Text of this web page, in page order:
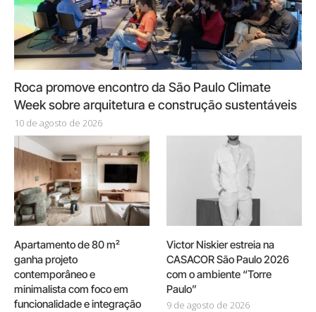
Roca promove encontro da São Paulo Climate
Week sobre arquitetura e construção sustentáveis
10 de agosto de 2026
Apartamento de 80 m²
ganha projeto
contemporâneo e
minimalista com foco em
funcionalidade e integração
Victor Niskier estreia na
CASACOR São Paulo 2026
com o ambiente “Torre
Paulo”
9 de agosto de 2026